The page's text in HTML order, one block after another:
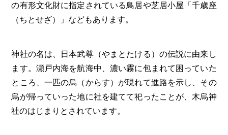
の有形文化財に指定されている鳥居や芝居小屋「千歳座
（ちとせざ）」などもあります。
神社の名は、日本武尊（やまとたける）の伝説に由来し
ます。瀬戸内海を航海中、濃い霧に包まれて困っていた
ところ、一匹の烏（からす）が現れて進路を示し、その
烏が帰っていった地に社を建てて祀ったことが、木烏神
社のはじまりとされています。